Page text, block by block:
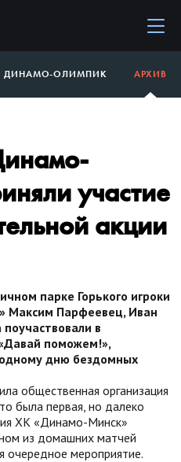
ДИНАМО-ОЛИМПИК АРХИВ
участие
акции
парке Горького игроки
Максим Парфеевец, Иван
в
поможем!»,
дню бездомных
общественная организация
была первая, но далеко
ХК «Динамо-Минск»
из домашних матчей
очередное мероприятие.